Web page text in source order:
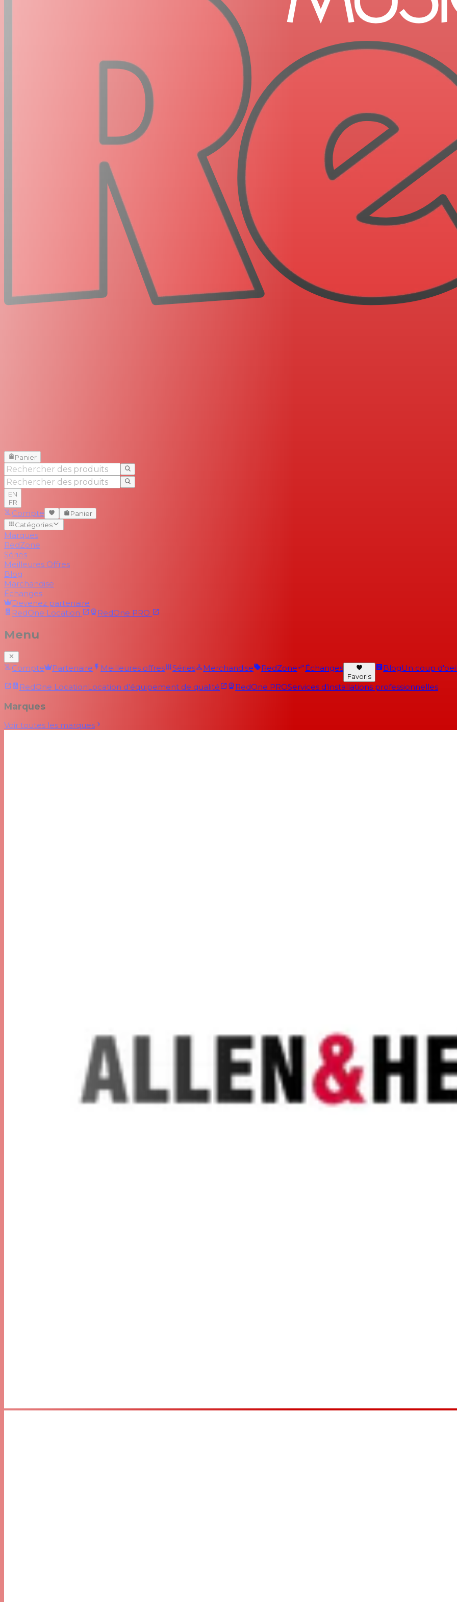
Panier
EN
FR
Compte
Panier
Catégories
Marques
RedZone
Séries
Meilleures Offres
Blog
Marchandise
Échanges
Devenez partenaire
RedOne Location RedOne PRO
Menu
Compte Partenaire Meilleures offres Séries Merchandise RedZone Échanges
Favoris
BlogUn coup
RedOne LocationLocation d'équipement de qualité RedOne PROServices d'installations professionnelles
Marques
Voir toutes les marques